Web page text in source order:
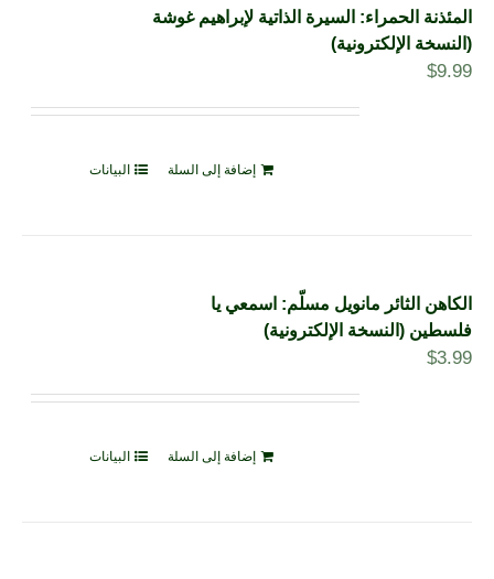
المئذنة الحمراء: السيرة الذاتية لإبراهيم غوشة
(النسخة الإلكترونية)
$9.99
إضافة إلى السلة البيانات
الكاهن الثائر مانويل مسلّم: اسمعي يا
فلسطين (النسخة الإلكترونية)
$3.99
إضافة إلى السلة البيانات